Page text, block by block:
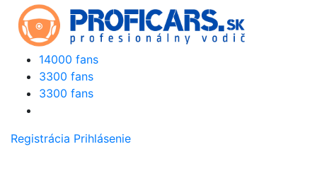
14000 fans
3300 fans
3300 fans
Registrácia Prihlásenie